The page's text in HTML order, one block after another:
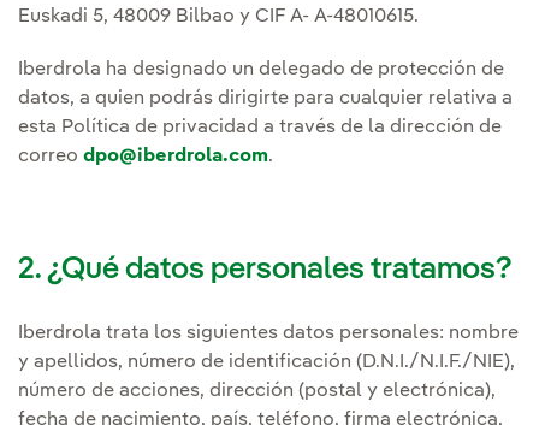
Euskadi 5, 48009 Bilbao y CIF A- A-48010615.
Iberdrola ha designado un delegado de protección de
datos, a quien podrás dirigirte para cualquier relativa a
esta Política de privacidad a través de la dirección de
correo dpo@iberdrola.com.
2. ¿Qué datos personales tratamos?
Iberdrola trata los siguientes datos personales: nombre
y apellidos, número de identificación (D.N.I./N.I.F./NIE),
número de acciones, dirección (postal y electrónica),
fecha de nacimiento, país, teléfono, firma electrónica,